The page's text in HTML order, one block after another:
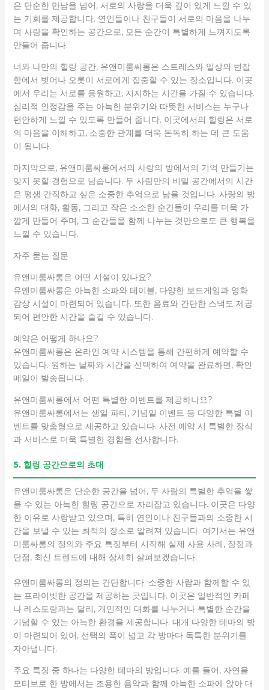
은 단순한 만남을 넘어, 서로의 사랑을 더욱 깊이 있게 느낄 수 있
는 기회를 제공합니다. 연인들이나 친구들이 서로의 마음을 나누
며 사랑을 확인하는 공간으로, 모든 순간이 특별하게 느껴지도록
만들어 줍니다.
너와 나만의 힐링 공간, 유앤미룸싸롱은 스트레스와 일상의 번잡
함에서 벗어나 오롯이 서로에게 집중할 수 있는 장소입니다. 이곳
에서 우리는 서로를 응원하고, 지지하는 시간을 가질 수 있습니다.
심리적 안정감을 주는 아늑한 분위기와 따뜻한 서비스는 누구나
편안하게 느낄 수 있도록 만들어 줍니다. 이곳에서의 힐링은 서로
의 마음을 이해하고, 소중한 관계를 더욱 돈독히 하는 데 큰 도움
이 됩니다.
마지막으로, 유앤미룸싸롱에서의 사랑의 방에서의 기억 만들기는
잊지 못할 경험으로 남습니다. 두 사람만의 비밀 공간에서의 시간
은 평생 간직하고 싶은 소중한 추억으로 남을 것입니다. 사랑의 방
에서의 대화, 활동, 그리고 작은 소소한 순간들이 우리를 더욱 가
깝게 만들어 주며, 그 순간들을 함께 나누는 것만으로도 큰 행복을
느낄 수 있습니다.
자주 묻는 질문
유앤미룸싸롱은 어떤 시설이 있나요?
유앤미룸싸롱은 아늑한 소파와 테이블, 다양한 보드게임과 영화
감상 시설이 마련되어 있습니다. 또한 음료와 간단한 스낵도 제공
되어 편안한 시간을 즐길 수 있습니다.
예약은 어떻게 하나요?
유앤미룸싸롱은 온라인 예약 시스템을 통해 간편하게 예약할 수
있습니다. 원하는 날짜와 시간을 선택하여 예약을 완료하면, 확인
메일이 발송됩니다.
유앤미룸싸롱에서 어떤 특별한 이벤트를 제공하나요?
유앤미룸싸롱에서는 생일 파티, 기념일 이벤트 등 다양한 특별 이
벤트를 맞춤형으로 제공하고 있습니다. 사전 예약 시 특별한 장식
과 서비스로 더욱 특별한 경험을 선사합니다.
5. 힐링 공간으로의 초대
유앤미룸싸롱은 단순한 공간을 넘어, 두 사람의 특별한 추억을 쌓
을 수 있는 아늑한 힐링 공간으로 자리잡고 있습니다. 이곳은 다양
한 이유로 사랑받고 있으며, 특히 연인이나 친구들과의 소중한 시
간을 보낼 수 있는 최적의 장소로 알려져 있습니다. 여기서는 유앤
미룸싸롱의 정의와 주요 특징부터 시작해 실제 사용 사례, 장점과
단점, 최신 트렌드에 대해 상세히 살펴보겠습니다.
유앤미룸싸롱의 정의는 간단합니다. 소중한 사람과 함께할 수 있
는 프라이빗한 공간을 제공하는 곳입니다. 이곳은 일반적인 카페
나 레스토랑과는 달리, 개인적인 대화를 나누거나 특별한 순간을
기념할 수 있는 아늑한 환경을 제공합니다. 대개 다양한 테마의 방
이 마련되어 있어, 선택의 폭이 넓고 각 방마다 독특한 분위기를
자아냅니다.
주요 특징 중 하나는 다양한 테마의 방입니다. 예를 들어, 자연을
모티브로 한 방에서는 조용한 음악과 함께 아늑한 소파에 앉아 대